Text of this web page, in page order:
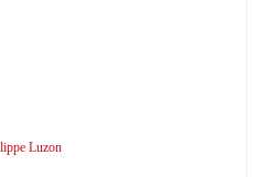
Luzon